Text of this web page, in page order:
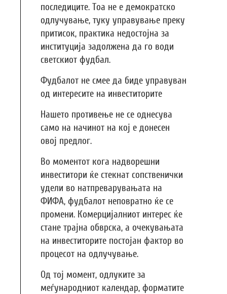
последиците. Тоа не е демократско
одлучување, туку управување преку
притисок, практика недостојна за
институција задолжена да го води
светскиот фудбал.
Фудбалот не смее да биде управуван
од интересите на инвеститорите
Нашето противење не се однесува
само на начинот на кој е донесен
овој предлог.
Во моментот кога надворешни
инвеститори ќе стекнат сопственички
удели во натпреварувањата на
ФИФА, фудбалот неповратно ќе се
промени. Комерцијалниот интерес ќе
стане трајна обврска, а очекувањата
на инвеститорите постојан фактор во
процесот на одлучување.
Од тој момент, одлуките за
меѓународниот календар, форматите